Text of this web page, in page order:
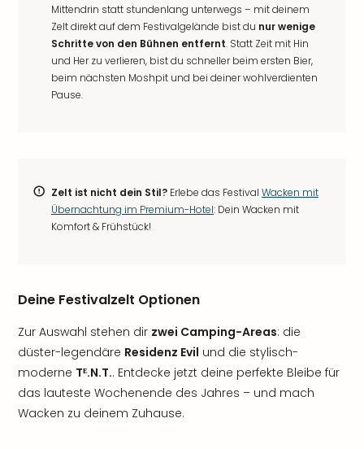
Mittendrin statt stundenlang unterwegs – mit deinem
Zelt direkt auf dem Festivalgelände bist du nur wenige
Schritte von den Bühnen entfernt. Statt Zeit mit Hin
und Her zu verlieren, bist du schneller beim ersten Bier,
beim nächsten Moshpit und bei deiner wohlverdienten
Pause.
Zelt ist nicht dein Stil? Erlebe das Festival Wacken mit
Übernachtung im Premium-Hotel: Dein Wacken mit
Komfort & Frühstück!
Deine Festivalzelt Optionen
Zur Auswahl stehen dir zwei Camping-Areas: die
düster-legendäre Residenz Evil und die stylisch-
moderne Tᴱ.N.T.. Entdecke jetzt deine perfekte Bleibe für
das lauteste Wochenende des Jahres – und mach
Wacken zu deinem Zuhause.